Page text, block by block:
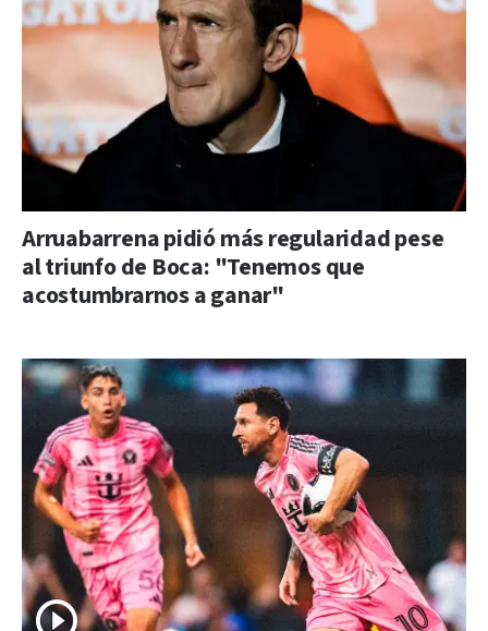
Arruabarrena pidió más regularidad pese
al triunfo de Boca: "Tenemos que
acostumbrarnos a ganar"